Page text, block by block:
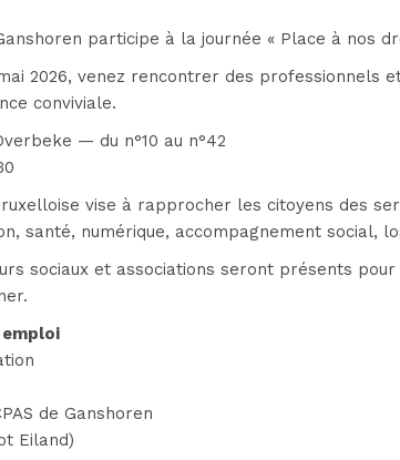
participe à la journée « Place à nos
2026, venez rencontrer des professionnels
conviviale.
— du n°10 au n°42
vise à rapprocher les citoyens des
santé, numérique, accompagnement social,
sociaux et associations seront présents
de Ganshoren
Eiland)